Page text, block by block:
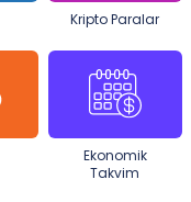
Kripto Paralar
Ekonomik
Takvim